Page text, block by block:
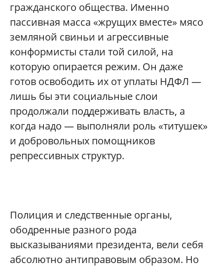
гражданского общества. Именно
пассивная масса «жрущих вместе» мясо
земляной свиньи и агрессивные
конформисты стали той силой, на
которую опирается режим. Он даже
готов освободить их от уплаты НДФЛ —
лишь бы эти социальные слои
продолжали поддерживать власть, а
когда надо — выполняли роль «титушек»
и добровольных помощников
репрессивных структур.
Полиция и следственные органы,
ободренные разного рода
высказываниями президента, вели себя
абсолютно антиправовым образом. Но